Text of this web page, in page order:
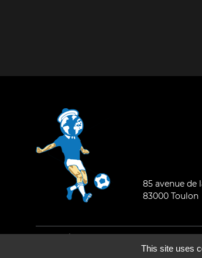
85 avenue de
83000 Toulon
Mentions légales-Qui sommes-nous ?
©2026 - Tous droits réservés - Conception :epartenair e
This site uses